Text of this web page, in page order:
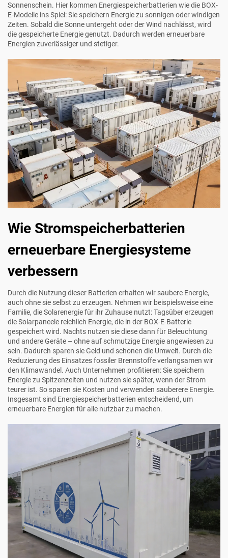
Sonnenschein. Hier kommen Energiespeicherbatterien wie die BOX-
E-Modelle ins Spiel: Sie speichern Energie zu sonnigen oder windigen
Zeiten. Sobald die Sonne untergeht oder der Wind nachlässt, wird
die gespeicherte Energie genutzt. Dadurch werden erneuerbare
Energien zuverlässiger und stetiger.
Wie Stromspeicherbatterien
erneuerbare Energiesysteme
verbessern
Durch die Nutzung dieser Batterien erhalten wir saubere Energie,
auch ohne sie selbst zu erzeugen. Nehmen wir beispielsweise eine
Familie, die Solarenergie für ihr Zuhause nutzt: Tagsüber erzeugen
die Solarpaneele reichlich Energie, die in der BOX-E-Batterie
gespeichert wird. Nachts nutzen sie diese dann für Beleuchtung
und andere Geräte – ohne auf schmutzige Energie angewiesen zu
sein. Dadurch sparen sie Geld und schonen die Umwelt. Durch die
Reduzierung des Einsatzes fossiler Brennstoffe verlangsamen wir
den Klimawandel. Auch Unternehmen profitieren: Sie speichern
Energie zu Spitzenzeiten und nutzen sie später, wenn der Strom
teurer ist. So sparen sie Kosten und verwenden sauberere Energie.
Insgesamt sind Energiespeicherbatterien entscheidend, um
erneuerbare Energien für alle nutzbar zu machen.